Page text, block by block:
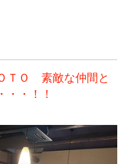
ＴＯ 素敵な仲間と
・・！！